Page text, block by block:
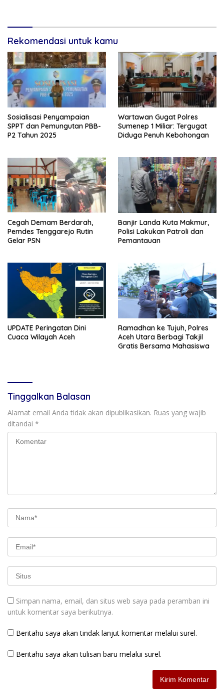
Rekomendasi untuk kamu
Sosialisasi Penyampaian
SPPT dan Pemungutan PBB-
P2 Tahun 2025
Wartawan Gugat Polres
Sumenep 1 Miliar: Tergugat
Diduga Penuh Kebohongan
Cegah Demam Berdarah,
Pemdes Tenggarejo Rutin
Gelar PSN
Banjir Landa Kuta Makmur,
Polisi Lakukan Patroli dan
Pemantauan
UPDATE Peringatan Dini
Cuaca Wilayah Aceh
Ramadhan ke Tujuh, Polres
Aceh Utara Berbagi Takjil
Gratis Bersama Mahasiswa
Tinggalkan Balasan
Alamat email Anda tidak akan dipublikasikan. Ruas yang wajib
ditandai *
Simpan nama, email, dan situs web saya pada peramban ini
untuk komentar saya berikutnya.
Beritahu saya akan tindak lanjut komentar melalui surel.
Beritahu saya akan tulisan baru melalui surel.